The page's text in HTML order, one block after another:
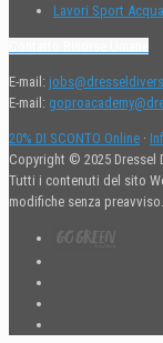
Lavori Sport
E-mail:
E-mail:
20% DI SCONTO Online ·
Copyright © 2025
Tutti i contenuti del sito
modifiche senza preavviso.